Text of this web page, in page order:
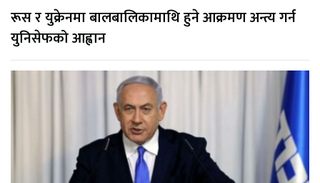
रूस र युक्रेनमा बालबालिकामाथि हुने आक्रमण अन्त्य गर्न
युनिसेफको आह्वान